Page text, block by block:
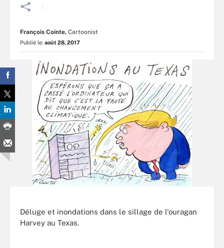
François Cointe, Cartoonist
Publié le: août 28, 2017
Déluge et inondations dans le sillage de l'ouragan
Harvey au Texas.